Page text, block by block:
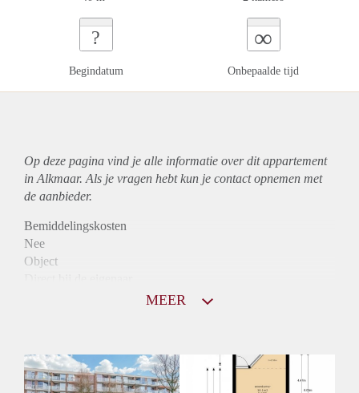
?
Begindatum
∞
Onbepaalde tijd
Op deze pagina vind je alle informatie over ditappartement
in Alkmaar. Als je vragen hebt kun je contact opnemen met
de aanbieder.
Bemiddelingskosten
Nee
Object
Huurtoeslag
Niet mogelijk
MEER